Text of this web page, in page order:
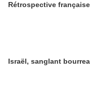
Rétrospective
Israël, sanglant